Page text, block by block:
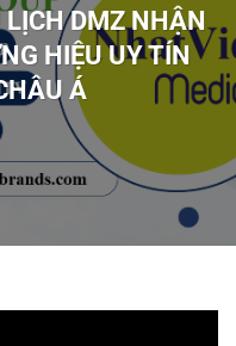
LỊCH DMZ NHẬN
HIỆU UY TÍN
Á